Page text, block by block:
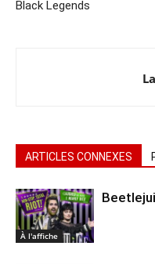
Black Legends
ARTICLES CONNEXES
À l'affiche